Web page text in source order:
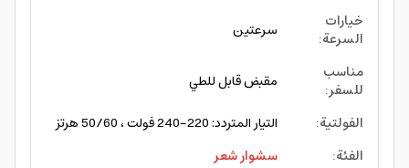
خيارات
السرعة:
سرعتين
مناسب
للسفر:
مقبض قابل للطي
الفولتية:
التيار المتردد: 220-240 فولت ، 50/60 هرتز
الفئة:
سشوار شعر